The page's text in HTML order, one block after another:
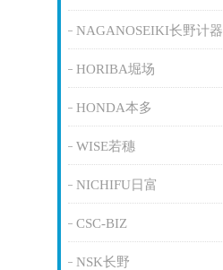
NAGANOSEIKI长野计器
HORIBA堀场
HONDA本多
WISE若穗
NICHIFU日富
CSC-BIZ
NSK长野